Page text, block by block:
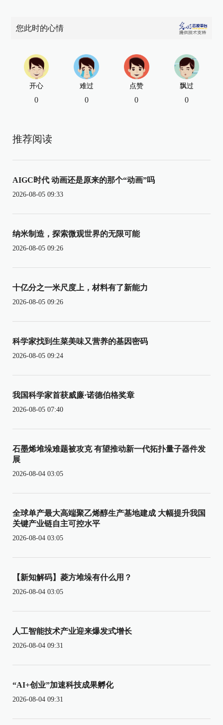
您此时的心情
开心
0
难过
0
点赞
0
飘过
0
推荐阅读
AIGC时代 动画还是原来的那个“动画”吗
2026-08-05 09:33
纳米制造，探索微观世界的无限可能
2026-08-05 09:26
十亿分之一米尺度上，材料有了新能力
2026-08-05 09:26
科学家找到生菜美味又营养的基因密码
2026-08-05 09:24
我国科学家首获威廉·诺德伯格奖章
2026-08-05 07:40
石墨烯堆垛难题被攻克 有望推动新一代拓扑量子器件发
展
2026-08-04 03:05
全球单产最大高端聚乙烯醇生产基地建成 大幅提升我国
关键产业链自主可控水平
2026-08-04 03:05
【新知解码】菱方堆垛有什么用？
2026-08-04 03:05
人工智能技术产业迎来爆发式增长
2026-08-04 09:31
“AI+创业”加速科技成果孵化
2026-08-04 09:31